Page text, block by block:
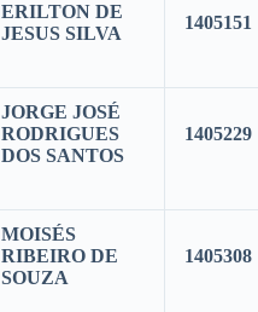
ERILTON DE
JESUS SILVA
1405151
JORGE JOSÉ
RODRIGUES
DOS SANTOS
1405229
MOISÉS
RIBEIRO DE
SOUZA
1405308